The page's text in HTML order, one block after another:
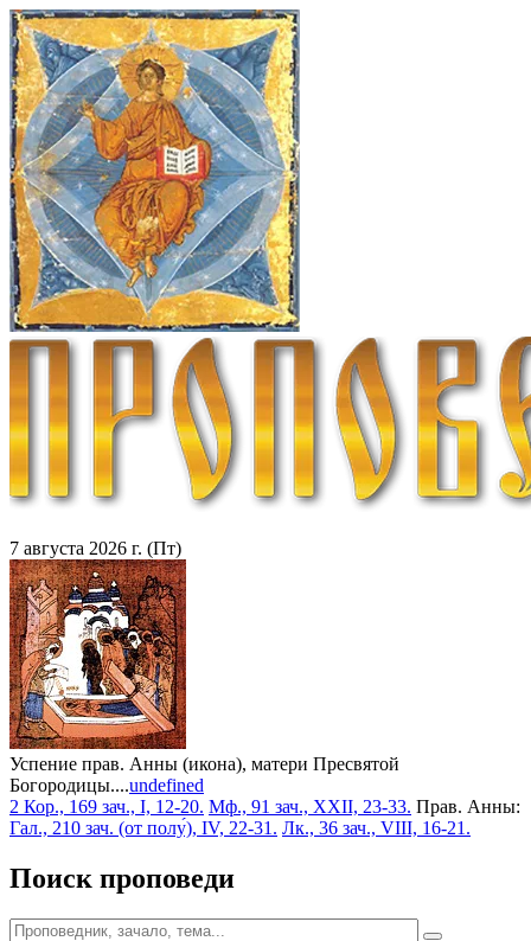
7 августа 2026 г. (Пт)
Успение прав. Анны (икона), матери Пресвятой
Богородицы....undefined
2 Кор., 169 зач., I, 12-20. Мф., 91 зач., XXII, 23-33. Прав. Анны:
Гал., 210 зач. (от полу́), IV, 22-31. Лк., 36 зач., VIII, 16-21.
Поиск проповеди